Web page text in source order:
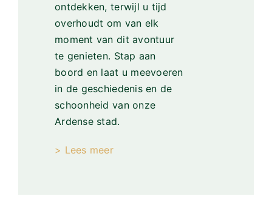
ontdekken, terwijl u tijd
overhoudt om van elk
moment van dit avontuur
te genieten. Stap aan
boord en laat u meevoeren
in de geschiedenis en de
schoonheid van onze
Ardense stad.
> Lees meer